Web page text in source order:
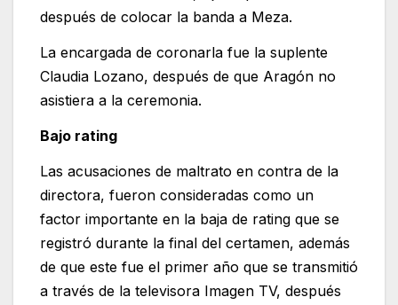
después de colocar la banda a Meza.
La encargada de coronarla fue la suplente
Claudia Lozano, después de que Aragón no
asistiera a la ceremonia.
Bajo rating
Las acusaciones de maltrato en contra de la
directora, fueron consideradas como un
factor importante en la baja de rating que se
registró durante la final del certamen, además
de que este fue el primer año que se transmitió
a través de la televisora Imagen TV, después